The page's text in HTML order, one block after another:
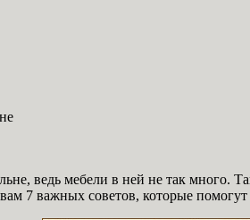
ведь мебели в ней не так
7 важных советов, которые помогут